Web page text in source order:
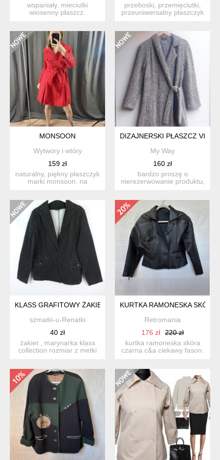
wspaniały, mieciutki
wiosenny płaszcz.
przeboski, przemięciutki,
przeuniwersalny płaszczyk
MONSOON
Wytwory i wtóry
159 zł
naturalny, piękny płaszczyk
marki monsoon. na
DIZAJNERSKI PŁASZCZ
My Way
160 zł
bardzo proszę o
nierezerwowanie produktu,
KLASS GRAFITOWY ŻAKIET A'LA JEANS 18 / 44
szmatki-u-Renatki
40 zł
żakiet , marynarka klass
collection rozmiar z metki
KURTKA RAMONESKA SKÓRA
Retromania
176 zł
220 zł
kurtka ramoneska skóra
czarna c&a ciekawy fason.